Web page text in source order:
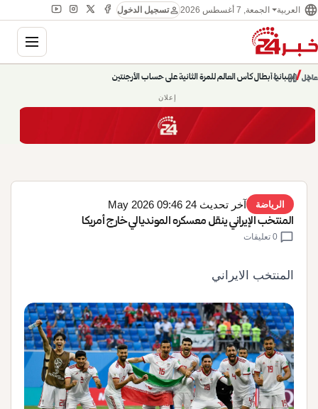
language العربية الجمعة, 7 أغسطس 2026 personتسجيل الدخول
عاجل/
إسبانيا أبطال كأس العالم للمرة الثانية على حساب الأرجنتين
حديث الساعة: سيناريوهات قادمة 745
chevron_right
pause
chevron_left
إعلان
الرياضة آخر تحديث 24 May 2026 09:46
المنتخب الإيراني ينقل معسكره المونديالي خارج أمريكا
chat_bubble
المنتخب الايراني